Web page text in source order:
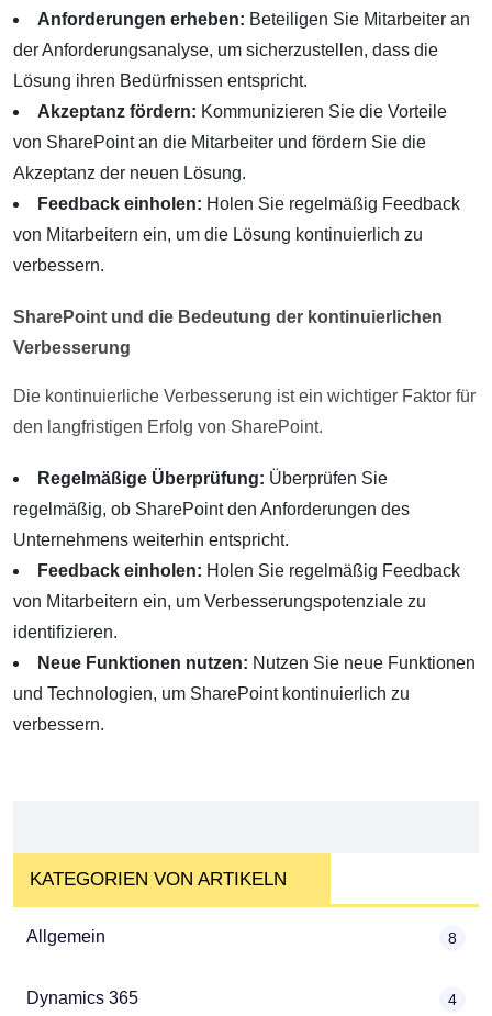
Anforderungen erheben: Beteiligen Sie Mitarbeiter an
der Anforderungsanalyse, um sicherzustellen, dass die
Lösung ihren Bedürfnissen entspricht.
Akzeptanz fördern: Kommunizieren Sie die Vorteile
von SharePoint an die Mitarbeiter und fördern Sie die
Akzeptanz der neuen Lösung.
Feedback einholen: Holen Sie regelmäßig Feedback
von Mitarbeitern ein, um die Lösung kontinuierlich zu
verbessern.
SharePoint und die Bedeutung der kontinuierlichen
Verbesserung
Die kontinuierliche Verbesserung ist ein wichtiger Faktor für
den langfristigen Erfolg von SharePoint.
Regelmäßige Überprüfung: Überprüfen Sie
regelmäßig, ob SharePoint den Anforderungen des
Unternehmens weiterhin entspricht.
Feedback einholen: Holen Sie regelmäßig Feedback
von Mitarbeitern ein, um Verbesserungspotenziale zu
identifizieren.
Neue Funktionen nutzen: Nutzen Sie neue Funktionen
und Technologien, um SharePoint kontinuierlich zu
verbessern.
KATEGORIEN VON ARTIKELN
Allgemein 8
Dynamics 365 4